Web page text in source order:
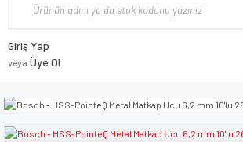
Giriş Yap
veya Üye Ol